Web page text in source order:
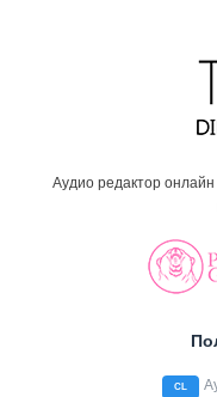
Аудио редактор онлайн
CL